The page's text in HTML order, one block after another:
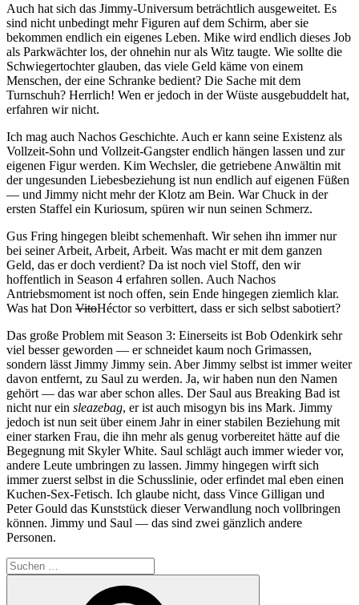
Auch hat sich das Jimmy-Universum beträchtlich ausgeweitet. Es
sind nicht unbedingt mehr Figuren auf dem Schirm, aber sie
bekommen endlich ein eigenes Leben. Mike wird endlich dieses Job
als Parkwächter los, der ohnehin nur als Witz taugte. Wie sollte die
Schwiegertochter glauben, das viele Geld käme von einem
Menschen, der eine Schranke bedient? Die Sache mit dem
Turnschuh? Herrlich! Wen er jedoch in der Wüste ausgebuddelt hat,
erfahren wir nicht.
Ich mag auch Nachos Geschichte. Auch er kann seine Existenz als
Vollzeit-Sohn und Vollzeit-Gangster endlich hängen lassen und zur
eigenen Figur werden. Kim Wechsler, die getriebene Anwältin mit
der ungesunden Liebesbeziehung ist nun endlich auf eigenen Füßen
— und Jimmy nicht mehr der Klotz am Bein. War Chuck in der
ersten Staffel ein Kuriosum, spüren wir nun seinen Schmerz.
Gus Fring hingegen bleibt schemenhaft. Wir sehen ihn immer nur
bei seiner Arbeit, Arbeit, Arbeit. Was macht er mit dem ganzen
Geld, das er doch verdient? Da ist noch viel Stoff, den wir
hoffentlich in Season 4 erfahren sollen. Auch Nachos
Antriebsmoment ist noch offen, sein Ende hingegen ziemlich klar.
Was hat Don VitoHéctor so verbittert, dass er sich selbst sabotiert?
Das große Problem mit Season 3: Einerseits ist Bob Odenkirk sehr
viel besser geworden — er schneidet kaum noch Grimassen,
sondern lässt Jimmy Jimmy sein. Aber Jimmy selbst ist immer weiter
davon entfernt, zu Saul zu werden. Ja, wir haben nun den Namen
gehört — das war aber schon alles. Der Saul aus Breaking Bad ist
nicht nur ein sleazebag, er ist auch misogyn bis ins Mark. Jimmy
jedoch ist nun seit über einem Jahr in einer stabilen Beziehung mit
einer starken Frau, die ihn mehr als genug vorbereitet hätte auf die
Begegnung mit Skyler White. Saul schlägt auch immer wieder vor,
andere Leute umbringen zu lassen. Jimmy hingegen wirft sich
immer zuerst selbst in die Schusslinie, oder erfindet mal eben einen
Kuchen-Sex-Fetisch. Ich glaube nicht, dass Vince Gilligan und
Peter Gould das Kunststück dieser Verwandlung noch vollbringen
können. Jimmy und Saul — das sind zwei gänzlich andere
Personen.
Suchen
nach: